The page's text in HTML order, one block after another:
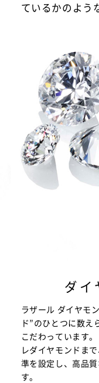
ているかのよう
ダイ
ラザール ダイヤモ
ド”のひとつに数え
こだわっています
レダイヤモンドま
準を設定し、高品
す。